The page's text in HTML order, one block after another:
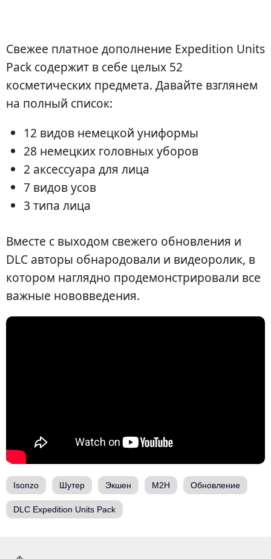
Свежее платное дополнение Expedition Units
Pack содержит в себе целых 52
косметических предмета. Давайте взглянем
на полный список:
12 видов немецкой униформы
28 немецких головных уборов
2 аксессуара для лица
7 видов усов
3 типа лица
Вместе с выходом свежего обновления и
DLC авторы обнародовали и видеоролик, в
котором наглядно продемонстрировали все
важные нововведения.
Isonzo Шутер Экшен M2H Обновление
DLC Expedition Units Pack